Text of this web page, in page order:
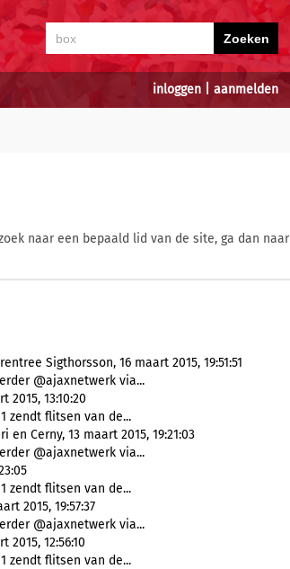
inloggen aanmelden
naar een bepaald lid van de site, ga dan naar
Sigthorsson, 16 maart 2015, 19:51:51
@ajaxnetwerk via...
13:10:20
zendt flitsen van de...
Cerny, 13 maart 2015, 19:21:03
@ajaxnetwerk via...
zendt flitsen van de...
2015, 19:57:37
@ajaxnetwerk via...
12:56:10
zendt flitsen van de...